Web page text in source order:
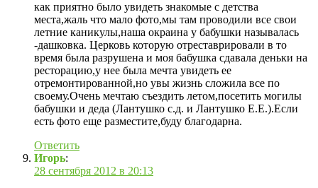
как приятно было увидеть знакомые с детства
места,жаль что мало фото,мы там проводили все свои
летние каникулы,наша окраина у бабушки называлась
-дашковка. Церковь которую отреставрировали в то
время была разрушена и моя бабушка сдавала деньки на
ресторацию,у нее была мечта увидеть ее
отремонтированной,но увы жизнь сложила все по
своему.Очень мечтаю съездить летом,посетить могилы
бабушки и деда (Лантушко с.д. и Лантушко Е.Е.).Если
есть фото еще разместите,буду благодарна.
Ответить
Игорь:
28 сентября 2012 в 20:13